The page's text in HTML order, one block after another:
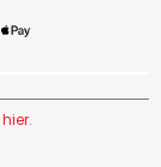
hier.